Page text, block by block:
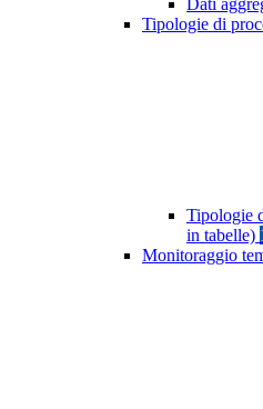
Dati
Tipologie di
Tipologie
in tabelle)
Monitoraggio